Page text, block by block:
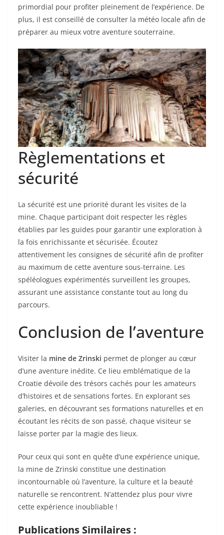
primordial pour profiter pleinement de l’expérience. De
plus, il est conseillé de consulter la météo locale afin de
préparer au mieux votre aventure souterraine.
Règlementations et
sécurité
La sécurité est une priorité durant les visites de la
mine. Chaque participant doit respecter les règles
établies par les guides pour garantir une exploration à
la fois enrichissante et sécurisée. Écoutez
attentivement les consignes de sécurité afin de profiter
au maximum de cette aventure sous-terraine. Les
spéléologues expérimentés surveillent les groupes,
assurant une assistance constante tout au long du
parcours.
Conclusion de l’aventure
Visiter la mine de Zrinski permet de plonger au cœur
d’une aventure inédite. Ce lieu emblématique de la
Croatie dévoile des trésors cachés pour les amateurs
d’histoires et de sensations fortes. En explorant ses
galeries, en découvrant ses formations naturelles et en
écoutant les récits de son passé, chaque visiteur se
laisse porter par la magie des lieux.
Pour ceux qui sont en quête d’une expérience unique,
la mine de Zrinski constitue une destination
incontournable où l’aventure, la culture et la beauté
naturelle se rencontrent. N’attendez plus pour vivre
cette expérience inoubliable !
Publications Similaires :